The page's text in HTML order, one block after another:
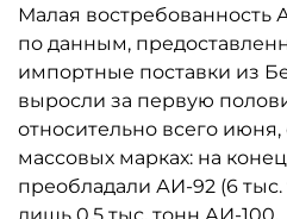
Малая востребованность
по данным,
импортные поставки из
выросли за первую
относительно всего
массовых марках: на
преобладали АИ-92 (6 тыс.